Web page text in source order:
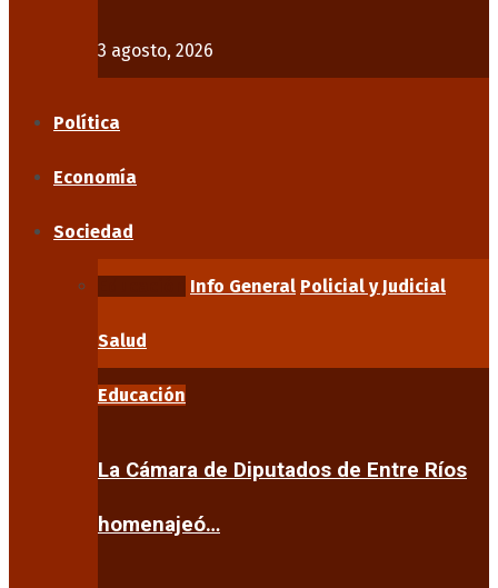
3 agosto, 2026
Política
Economía
Sociedad
Info General Policial y Judicial
Salud
Educación
La Cámara de Diputados de Entre Ríos
homenajeó…